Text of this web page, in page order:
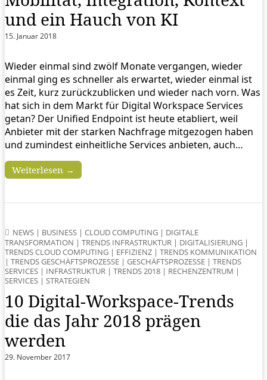
und ein Hauch von KI
15. Januar 2018
Wieder einmal sind zwölf Monate vergangen, wieder
einmal ging es schneller als erwartet, wieder einmal ist
es Zeit, kurz zurückzublicken und wieder nach vorn. Was
hat sich in dem Markt für Digital Workspace Services
getan? Der Unified Endpoint ist heute etabliert, weil
Anbieter mit der starken Nachfrage mitgezogen haben
und zumindest einheitliche Services anbieten, auch…
Weiterlesen →
NEWS | BUSINESS | CLOUD COMPUTING | DIGITALE
TRANSFORMATION | TRENDS INFRASTRUKTUR | DIGITALISIERUNG |
TRENDS CLOUD COMPUTING | EFFIZIENZ | TRENDS KOMMUNIKATION
| TRENDS GESCHÄFTSPROZESSE | GESCHÄFTSPROZESSE | TRENDS
SERVICES | INFRASTRUKTUR | TRENDS 2018 | RECHENZENTRUM |
SERVICES | STRATEGIEN
10 Digital-Workspace-Trends
die das Jahr 2018 prägen
werden
29. November 2017